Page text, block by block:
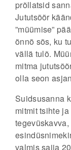
prõllatsid
Jututsõõr
”müümise”
õnnõ sõs, ku
vällä tulõ.
mitma
olla seon
Suidsusanna
mitmit tsihte
valmis saija